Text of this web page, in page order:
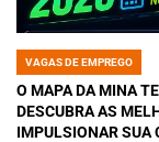
POSTED
IN
VAGAS DE EMPREGO
O MAPA DA MINA
DESCUBRA AS
IMPULSIONAR SUA